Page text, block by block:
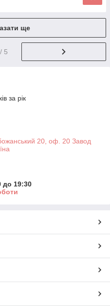
ще
/ 5
за рік
20, оф. 20 Завод
до 19:30